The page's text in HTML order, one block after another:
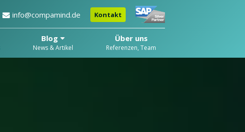
info@compamind.de Kontakt
Blog
News & Artikel
Über uns
Referenzen, Team